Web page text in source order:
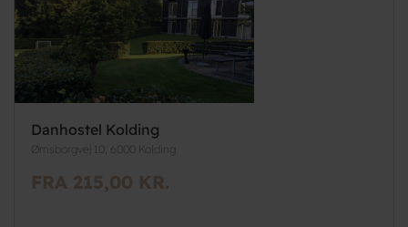
Danhostel Kolding
Ørnsborgvej 10, 6000 Kolding
FRA 215,00 KR.